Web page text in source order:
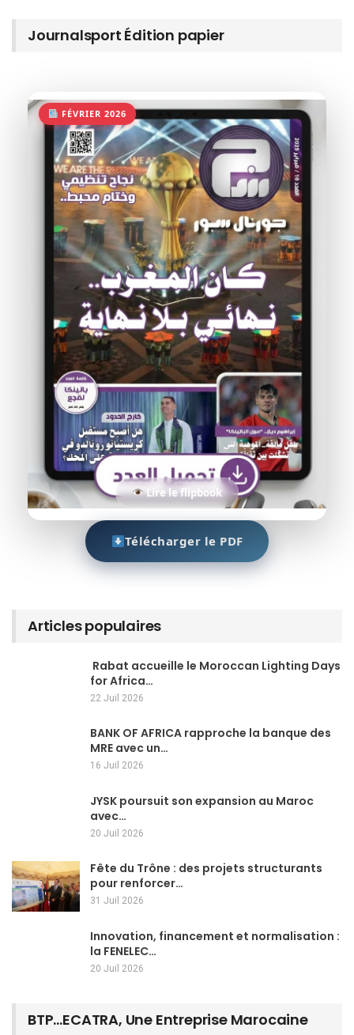
Journalsport Édition papier
FÉVRIER 2026
Lire le flipbook
Télécharger le PDF
Articles populaires
Rabat accueille le Moroccan Lighting Days
for Africa…
22 Juil 2026
BANK OF AFRICA rapproche la banque des
MRE avec un…
16 Juil 2026
JYSK poursuit son expansion au Maroc
avec…
20 Juil 2026
Fête du Trône : des projets structurants
pour renforcer…
31 Juil 2026
Innovation, financement et normalisation :
la FENELEC…
20 Juil 2026
BTP…ECATRA, Une Entreprise Marocaine